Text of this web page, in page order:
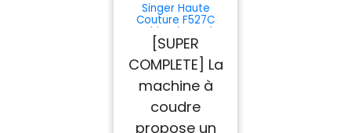
Singer Haute
Couture F527C
Machine à coudre
électronique
Professionnelle, 80
points, utilitaires,
élastiques,
décoratifs, Facile
pour Débutants
Electrique
Portable, Maison
[SUPER
COMPLETE] La
machine à
coudre
propose un